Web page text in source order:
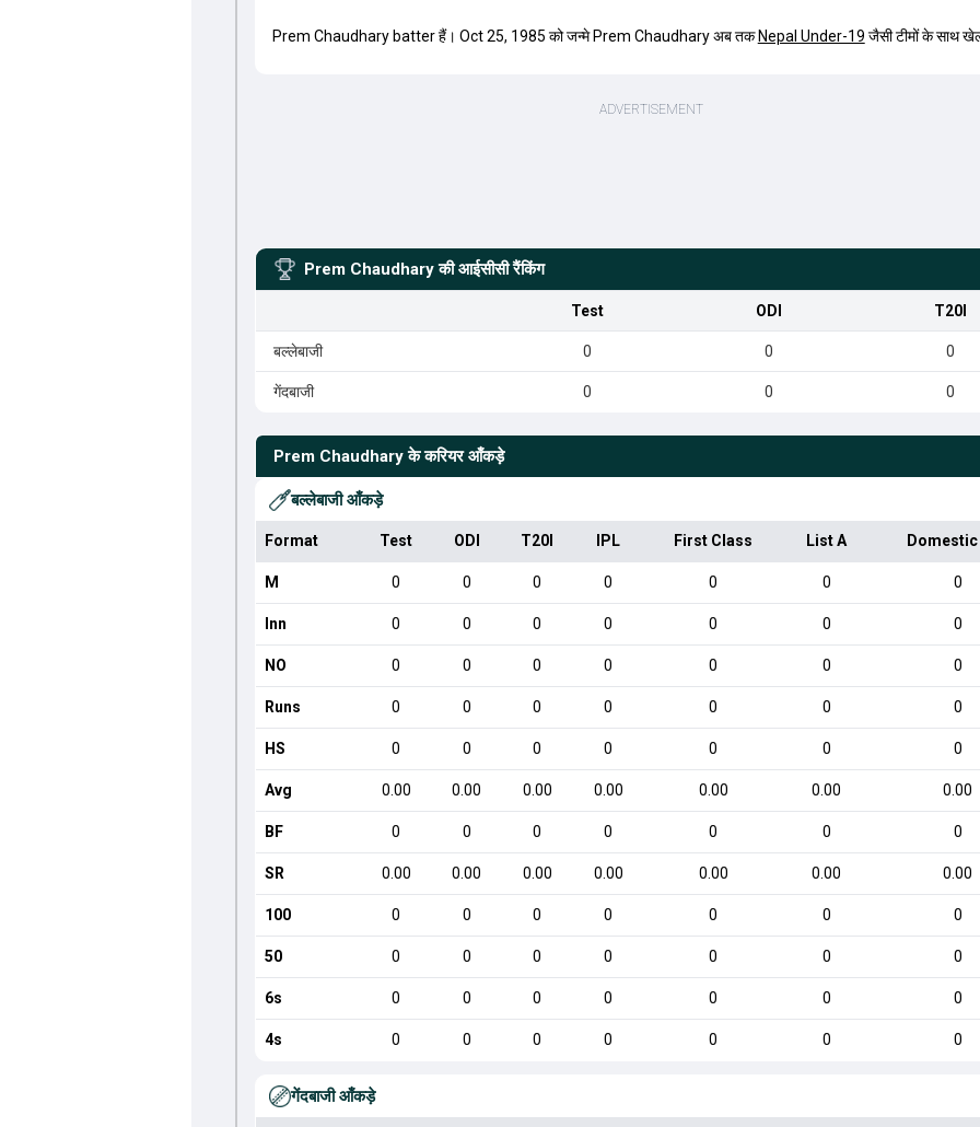
Prem Chaudhary batter हैं। Oct 25, 1985 को जन्मे Prem Chaudhary अब तक Nepal Under-19 जैसी टीमों के साथ
Prem Chaudhary की आईसीसी रैंकिंग
Test ODI T20I
बल्लेबाजी 0 0 0
गेंदबाजी 0 0 0
Prem Chaudhary के करियर आँकड़े
बल्लेबाजी आँकड़े
Format Test ODI T20I IPL First Class List A
M 0 0 0 0 0 0 0
Inn 0 0 0 0 0 0 0
NO 0 0 0 0 0 0 0
Runs 0 0 0 0 0 0 0
HS 0 0 0 0 0 0 0
Avg 0.00 0.00 0.00 0.00 0.00 0.00 0.00
BF 0 0 0 0 0 0 0
SR 0.00 0.00 0.00 0.00 0.00 0.00 0.00
100 0 0 0 0 0 0 0
50 0 0 0 0 0 0 0
6s 0 0 0 0 0 0 0
4s 0 0 0 0 0 0 0
गेंदबाजी आँकड़े